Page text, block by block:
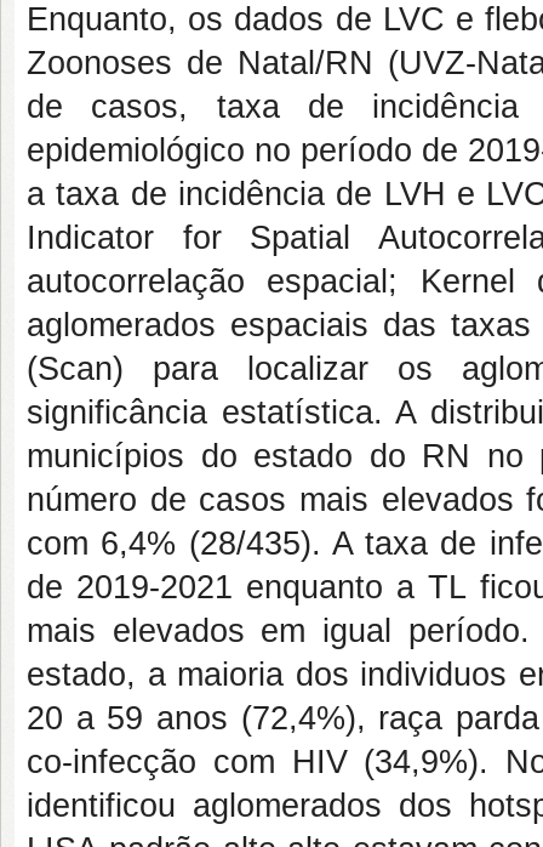
Enquanto, os dados de LVC e
Zoonoses de Natal/RN (UVZ-
de casos, taxa de
epidemiológico no período de
a taxa de incidência de LVH e
Indicator for Spatial
autocorrelação espacial;
aglomerados espaciais das
(Scan) para localizar os
significância estatística. A
municípios do estado do RN no
número de casos mais elevados
com 6,4% (28/435). A taxa de
de 2019-2021 enquanto a TL
mais elevados em igual
estado, a maioria dos individuos
20 a 59 anos (72,4%), raça
co-infecção com HIV (34,9%).
identificou aglomerados dos